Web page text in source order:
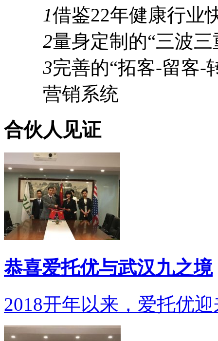
1借鉴22年健康行业
2量身定制的“三波三
3完善的“拓客-留客-
营销系统
合伙人见证
恭喜爱托优与武汉九之境
2018开年以来，爱托优